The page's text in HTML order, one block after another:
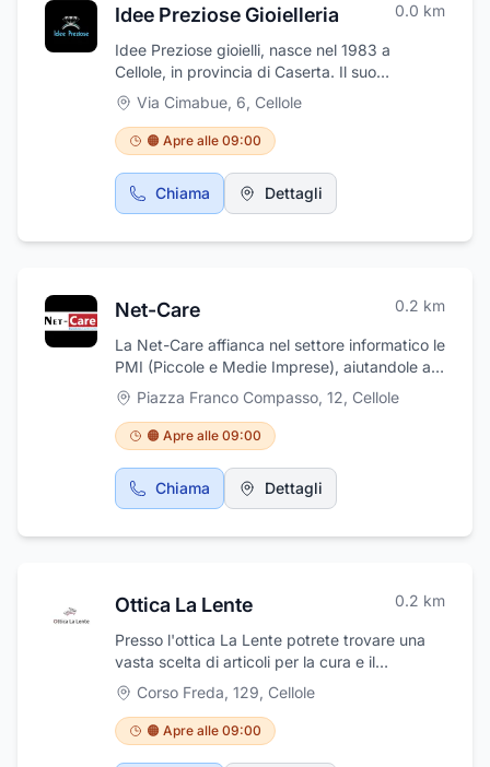
Idee Preziose Gioielleria 0.0 km
Idee Preziose gioielli, nasce nel 1983 a
Cellole, in provincia di Caserta. Il suo
fondatore Alberto Schiano, un artigiano orafo
napoletano che ha appreso i segreti della
tradizione imparando a disegnare e realizzare
gioielli secondo le antiche tecniche dei
maestri orafi napoletani. L'arte appresa, non si
è limitata solo alla realizzazione di gioielli, ma
pronti a soddisfare le richieste dei giovani con
un'ampia scelta di argenti, gioielli e orologi di
Via Cimabue, 6, Cellole
🟠 Apre alle 09:00
Chiama Dettagli
Net-Care 0.2 km
La Net-Care affianca nel settore informatico le
PMI (Piccole e Medie Imprese), aiutandole a
crescere con l'implementazione di nuovi
sistemi informatici in grado di aumentare la
redditività, la comunicazione e la sicurezza
informatica. La Net-Care si occupa di
elaborazione dati e sicurezza informatica,
soluzioni di virtualizzazioni, server e storage,
Piazza Franco Compasso, 12, Cellole
🟠 Apre alle 09:00
Chiama Dettagli
Ottica La Lente 0.2 km
Presso l'ottica La Lente potrete trovare una
vasta scelta di articoli per la cura e il
benessere dei vostri occhi. Dai classici
occhiali da sole delle migliori marche a
montature di tutti i tipi adatte a ogni tipologia
di viso. In più, il signor Lautieri, il proprietario,
Corso Freda, 129, Cellole
🟠 Apre alle 09:00